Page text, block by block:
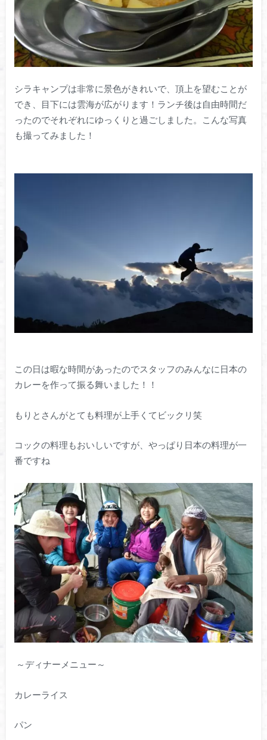
シラキャンプは非常に景色がきれいで、頂上を望むことが
でき、目下には雲海が広がります！ランチ後は自由時間だ
ったのでそれぞれにゆっくりと過ごしました。こんな写真
も撮ってみました！
この日は暇な時間があったのでスタッフのみんなに日本の
カレーを作って振る舞いました！！
もりとさんがとても料理が上手くてビックリ笑
コックの料理もおいしいですが、やっぱり日本の料理が一
番ですね
～ディナーメニュー～
カレーライス
パン